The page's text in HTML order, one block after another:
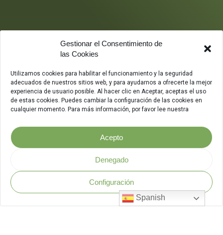
Gestionar el Consentimiento de
las Cookies
Utilizamos cookies para habilitar el funcionamiento y la seguridad
adecuados de nuestros sitios web, y para ayudarnos a ofrecerte la mejor
experiencia de usuario posible. Al hacer clic en Aceptar, aceptas el uso
de estas cookies. Puedes cambiar la configuración de las cookies en
cualquier momento. Para más información, por favor lee nuestra
Acepto
Denegado
Configuración
Política de Seguridad
Spanish